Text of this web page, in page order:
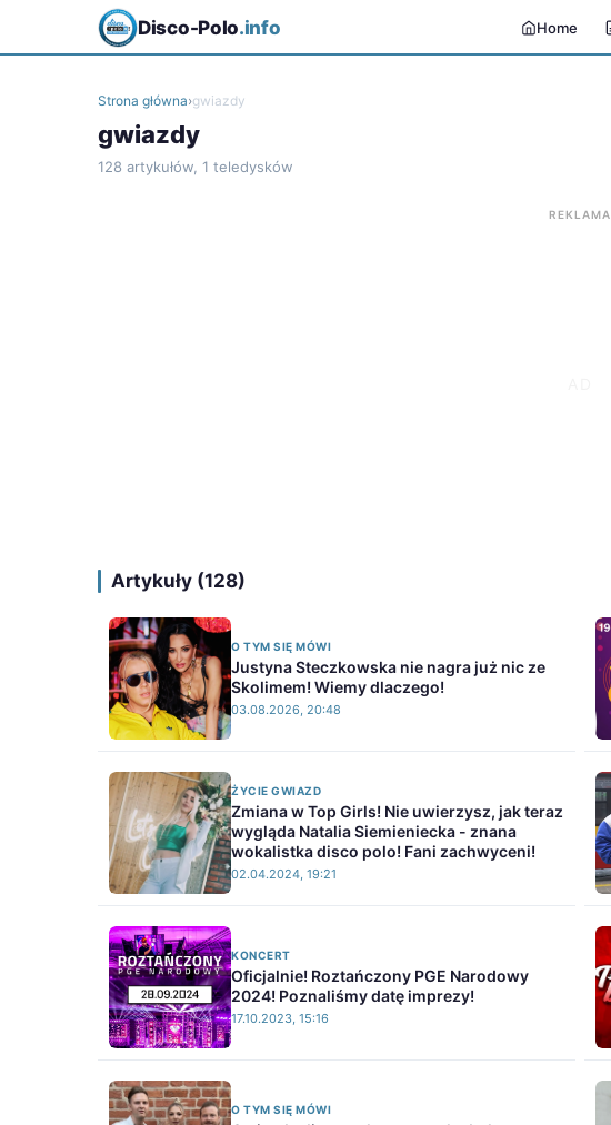
Disco-Polo.info Home
Strona główna›gwiazdy
gwiazdy
128 artykułów, 1 teledysków
REKLAMA
Artykuły (128)
O TYM SIĘ MÓWI
Justyna Steczkowska nie nagra już nic ze
Skolimem! Wiemy dlaczego!
03.08.2026, 20:48
ŻYCIE GWIAZD
Zmiana w Top Girls! Nie uwierzysz, jak teraz
wygląda Natalia Siemieniecka - znana
wokalistka disco polo! Fani zachwyceni!
02.04.2024, 19:21
KONCERT
Oficjalnie! Roztańczony PGE Narodowy
2024! Poznaliśmy datę imprezy!
17.10.2023, 15:16
O TYM SIĘ MÓWI